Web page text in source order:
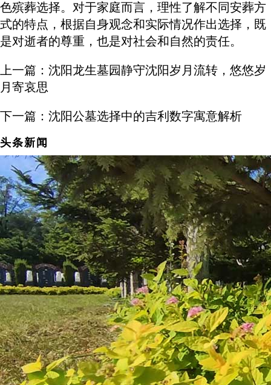
色殡葬选择。对于家庭而言，理性了解不同安葬方
式的特点，根据自身观念和实际情况作出选择，既
是对逝者的尊重，也是对社会和自然的责任。
上一篇： 沈阳龙生墓园静守沈阳岁月流转，悠悠岁
月寄哀思
下一篇： 沈阳公墓选择中的吉利数字寓意解析
头条新闻